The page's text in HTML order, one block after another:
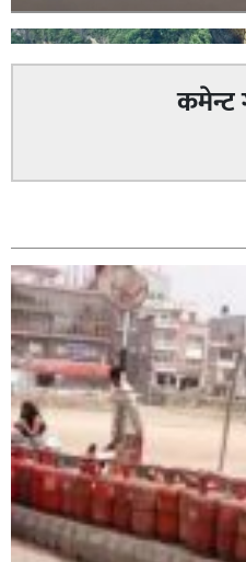
नेवार सेवा समिति
प्रशिक्षण सुरु,
कमेन्ट